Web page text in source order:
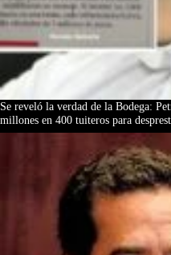
Se reveló la verdad de la Bodega:
millones en 400 tuiteros para